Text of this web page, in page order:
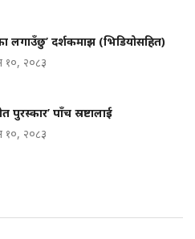
लगाउँछु’ दर्शकमाझ (भिडियोसहित)
१०, २०८३
पुरस्कार’ पाँच स्रष्टालाई
१०, २०८३